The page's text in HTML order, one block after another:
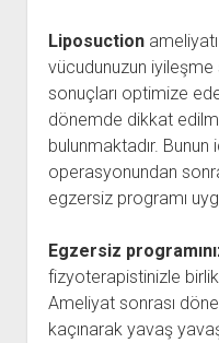
Liposuction
vücudunuzun iyileşme
sonuçları optimize
dönemde dikkat
bulunmaktadır. Bunun
operasyonundan
egzersiz programı
Egzersiz
fizyoterapistinizle
Ameliyat sonrası
kaçınarak yavaş